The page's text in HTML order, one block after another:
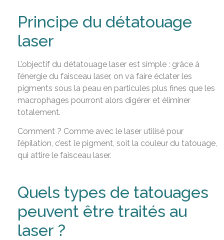
Principe du détatouage
laser
L’objectif du détatouage laser est simple : grâce à
l’énergie du faisceau laser, on va faire éclater les
pigments sous la peau en particules plus fines que les
macrophages pourront alors digérer et éliminer
totalement.
Comment ? Comme avec le laser utilisé pour
l’épilation, c’est le pigment, soit la couleur du tatouage,
qui attire le faisceau laser.
Quels types de tatouages
peuvent être traités au
laser ?